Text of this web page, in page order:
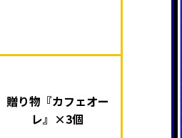
贈り物『カフェオー
レ』×3個